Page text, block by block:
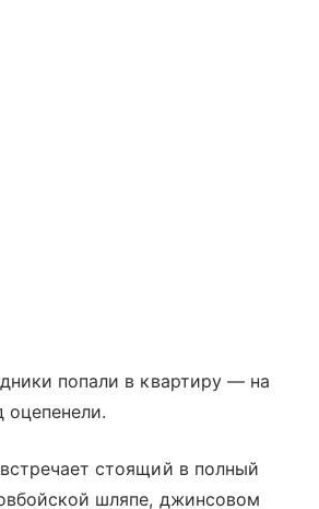
попали в квартиру — на
оцепенели.
стоящий в полный
шляпе, джинсовом